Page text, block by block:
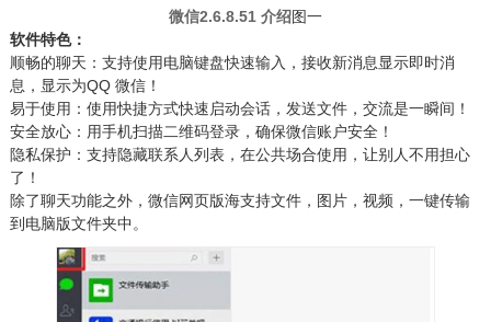
微信2.6.8.51 介绍图一
软件特色：
顺畅的聊天：支持使用电脑键盘快速输入，接收新消息显示即时消
息，显示为QQ 微信！
易于使用：使用快捷方式快速启动会话，发送文件，交流是一瞬间！
安全放心：用手机扫描二维码登录，确保微信账户安全！
隐私保护：支持隐藏联系人列表，在公共场合使用，让别人不用担心
了！
除了聊天功能之外，微信网页版海支持文件，图片，视频，一键传输
到电脑版文件夹中。